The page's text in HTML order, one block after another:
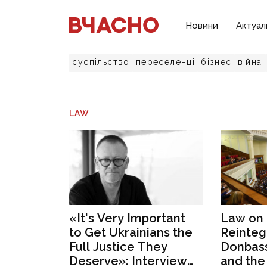
Новини
суспільство переселенці бізнес війна
LAW
«It's Very Important
to Get Ukrainians the
Full Justice They
Deserve»: Interview
Law on
and the